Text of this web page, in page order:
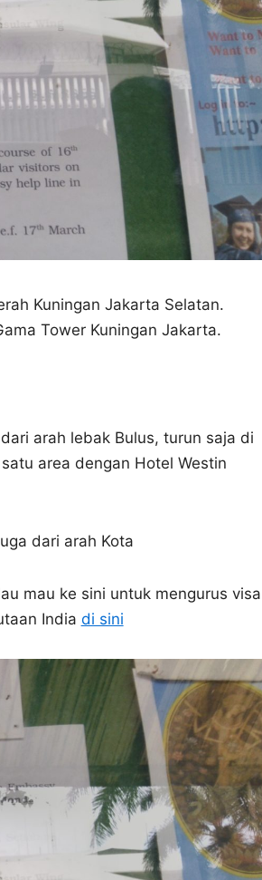
Kuningan Jakarta Selatan.
Tower Kuningan Jakarta.
arah lebak Bulus, turun saja di
area dengan Hotel Westin
dari arah Kota
mau ke sini untuk mengurus visa
India di sini